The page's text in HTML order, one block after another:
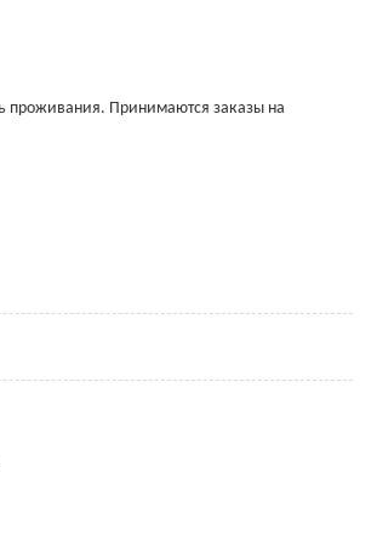
проживания. Принимаются заказы на